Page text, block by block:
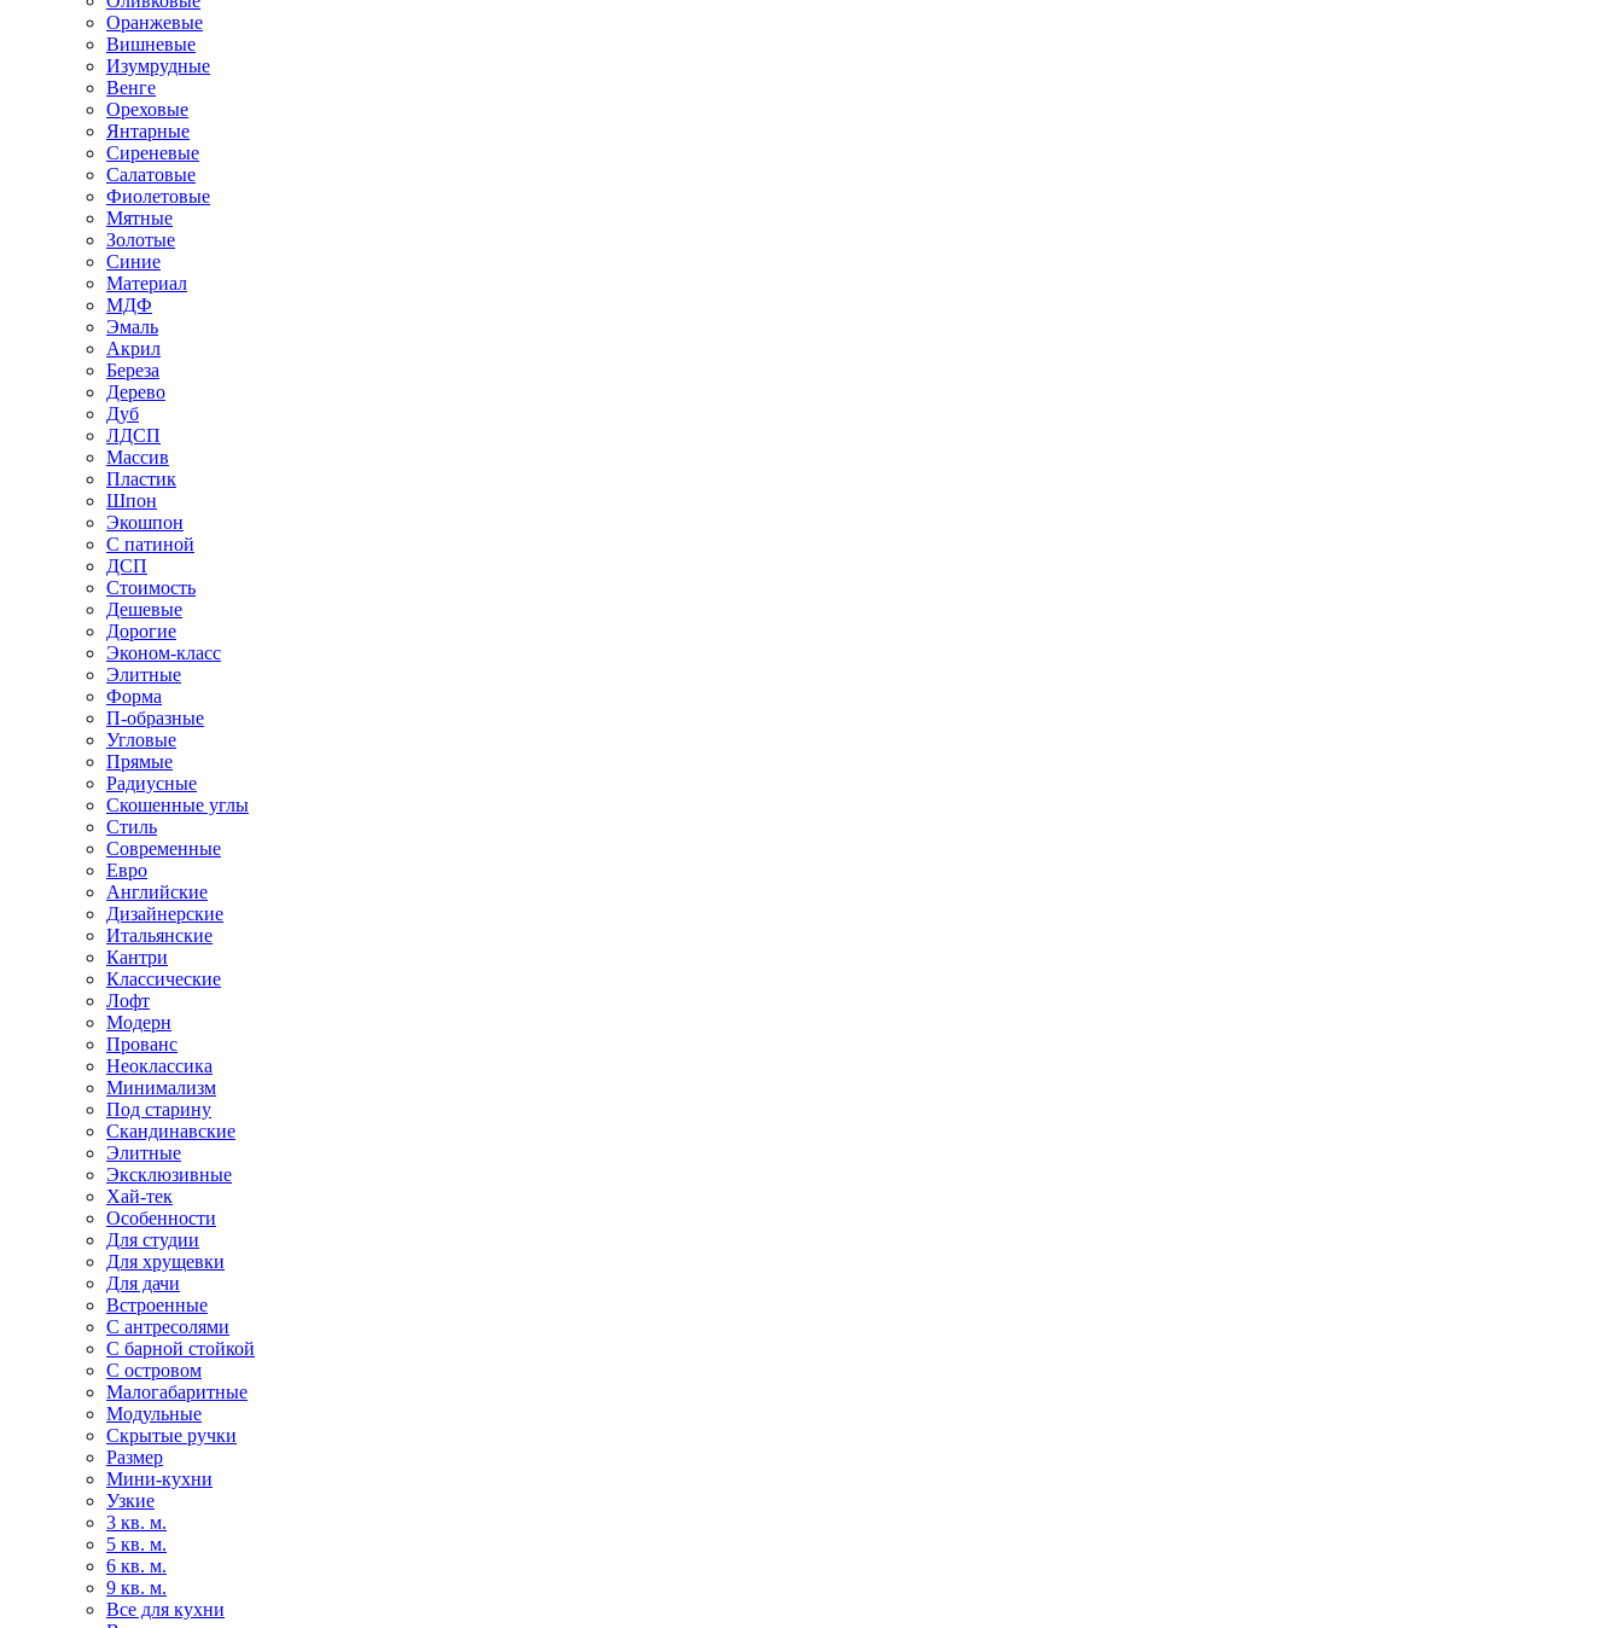
Оранжевые
Вишневые
Изумрудные
Венге
Ореховые
Янтарные
Сиреневые
Салатовые
Фиолетовые
Мятные
Золотые
Синие
Материал
МДФ
Эмаль
Акрил
Береза
Дерево
Дуб
ЛДСП
Массив
Пластик
Шпон
Экошпон
С патиной
ДСП
Стоимость
Дешевые
Дорогие
Эконом-класс
Элитные
Форма
П-образные
Угловые
Прямые
Радиусные
Скошенные углы
Стиль
Современные
Евро
Английские
Дизайнерские
Итальянские
Кантри
Классические
Лофт
Модерн
Прованс
Неоклассика
Минимализм
Под старину
Скандинавские
Элитные
Эксклюзивные
Хай-тек
Особенности
Для студии
Для хрущевки
Для дачи
Встроенные
С антресолями
С барной стойкой
С островом
Малогабаритные
Модульные
Скрытые ручки
Размер
Мини-кухни
Узкие
3 кв. м.
5 кв. м.
6 кв. м.
9 кв. м.
Все для кухни